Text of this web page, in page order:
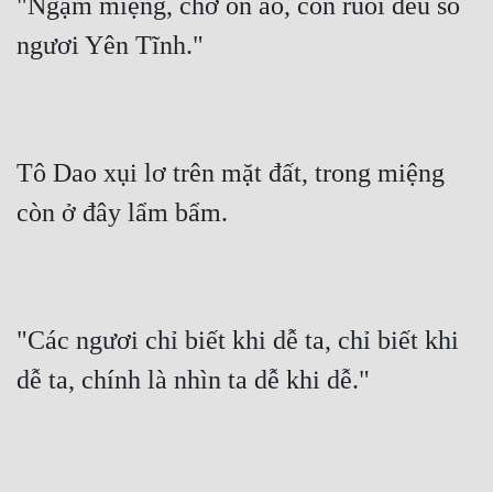
"Ngậm miệng, chớ ồn ào, con ruồi đều so
ngươi Yên Tĩnh."
Tô Dao xụi lơ trên mặt đất, trong miệng
còn ở đây lẩm bẩm.
"Các ngươi chỉ biết khi dễ ta, chỉ biết khi
dễ ta, chính là nhìn ta dễ khi dễ."